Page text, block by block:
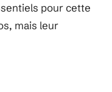
pour cette
mais leur